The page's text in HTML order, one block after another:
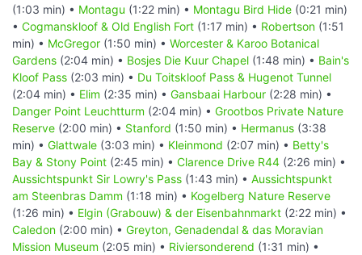
(1:03 min) • Montagu (1:22 min) • Montagu Bird Hide (0:21 min)
• Cogmanskloof & Old English Fort (1:17 min) • Robertson (1:51
min) • McGregor (1:50 min) • Worcester & Karoo Botanical
Gardens (2:04 min) • Bosjes Die Kuur Chapel (1:48 min) • Bain's
Kloof Pass (2:03 min) • Du Toitskloof Pass & Hugenot Tunnel
(2:04 min) • Elim (2:35 min) • Gansbaai Harbour (2:28 min) •
Danger Point Leuchtturm (2:04 min) • Grootbos Private Nature
Reserve (2:00 min) • Stanford (1:50 min) • Hermanus (3:38
min) • Glattwale (3:03 min) • Kleinmond (2:07 min) • Betty's
Bay & Stony Point (2:45 min) • Clarence Drive R44 (2:26 min) •
Aussichtspunkt Sir Lowry's Pass (1:43 min) • Aussichtspunkt
am Steenbras Damm (1:18 min) • Kogelberg Nature Reserve
(1:26 min) • Elgin (Grabouw) & der Eisenbahnmarkt (2:22 min) •
Caledon (2:00 min) • Greyton, Genadendal & das Moravian
Mission Museum (2:05 min) • Riviersonderend (1:31 min) •